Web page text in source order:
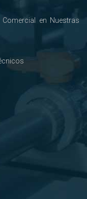
en Nuestras